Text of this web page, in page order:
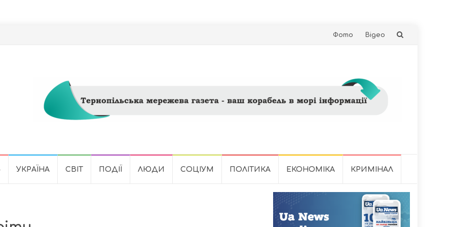
Skip
Фото Відео
УКРАЇНА СВІТ ПОДІЇ ЛЮДИ СОЦІУМ ПОЛІТИКА ЕКОНОМІКА КРИМІНАЛ